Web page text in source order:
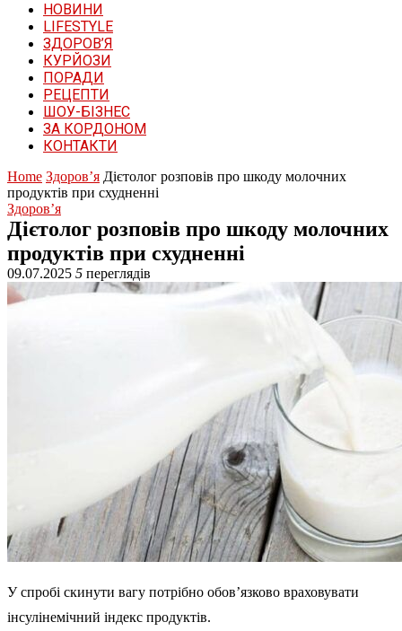
НОВИНИ
LIFESTYLE
ЗДОРОВ’Я
КУРЙОЗИ
ПОРАДИ
РЕЦЕПТИ
ШОУ-БІЗНЕС
ЗА КОРДОНОМ
КОНТАКТИ
Home Здоров’я Дієтолог розповів про шкоду молочних
продуктів при схудненні
Здоров’я
Дієтолог розповів про шкоду молочних
продуктів при схудненні
09.07.2025 5 переглядів
У спробі скинути вагу потрібно обов’язково враховувати
інсулінемічний індекс продуктів.